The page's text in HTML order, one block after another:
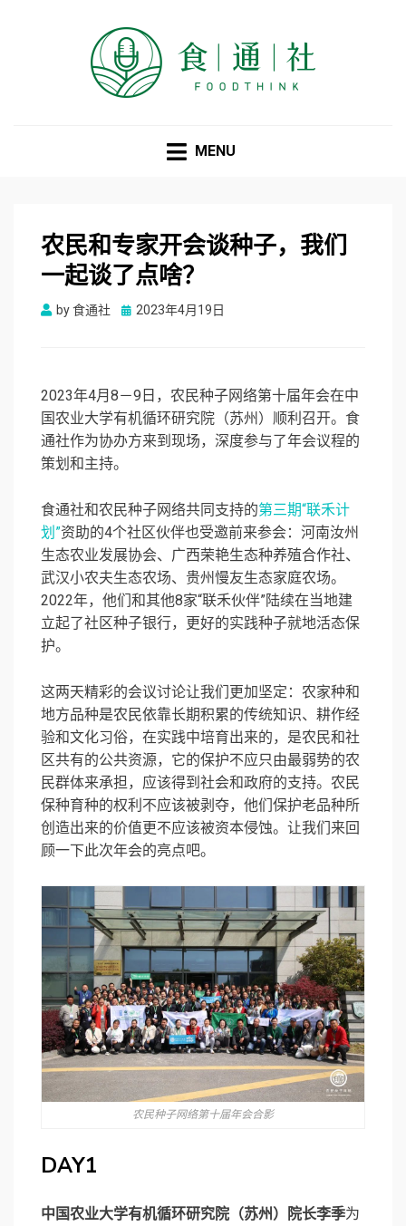
MENU
农民和专家开会谈种子，我们
一起谈了点啥？
by食通社
Posted
2023年4月19日
2023年4月8－9日，农民种子网络第十届年会在中
国农业大学有机循环研究院（苏州）顺利召开。食
通社作为协办方来到现场，深度参与了年会议程的
策划和主持。
食通社和农民种子网络共同支持的第三期“联禾计
划”资助的4个社区伙伴也受邀前来参会：河南汝州
生态农业发展协会、广西荣艳生态种养殖合作社、
武汉小农夫生态农场、贵州慢友生态家庭农场。
2022年，他们和其他8家“联禾伙伴”陆续在当地建
立起了社区种子银行，更好的实践种子就地活态保
护。
这两天精彩的会议讨论让我们更加坚定：农家种和
地方品种是农民依靠长期积累的传统知识、耕作经
验和文化习俗，在实践中培育出来的，是农民和社
区共有的公共资源，它的保护不应只由最弱势的农
民群体来承担，应该得到社会和政府的支持。农民
保种育种的权利不应该被剥夺，他们保护老品种所
创造出来的价值更不应该被资本侵蚀。让我们来回
顾一下此次年会的亮点吧。
农民种子网络第十届年会合影
DAY1
中国农业大学有机循环研究院（苏州）院长李季为